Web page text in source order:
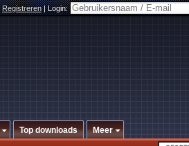
Registreren|Login:
Top downloads Meer